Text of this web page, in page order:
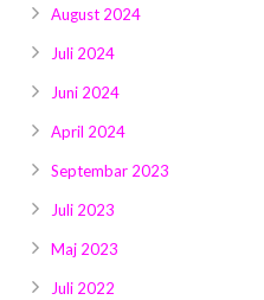
August 2024
Juli 2024
Juni 2024
April 2024
Septembar 2023
Juli 2023
Maj 2023
Juli 2022